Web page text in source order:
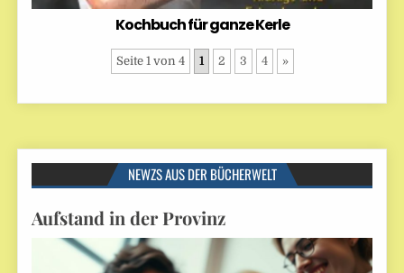
Kochbuch für ganze Kerle
Seite 1 von 4 1 2 3 4 »
NEWZS AUS DER BÜCHERWELT
Aufstand in der Provinz